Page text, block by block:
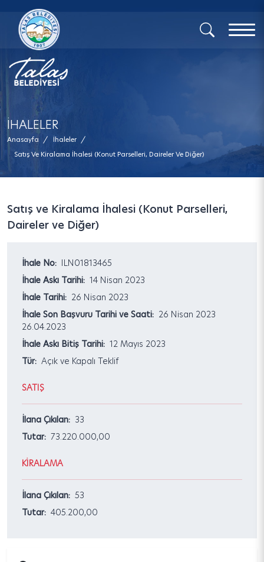
x
İHALELER
Anasayfa / İhaleler /
Satış Ve Kiralama İhalesi (Konut Parselleri, Daireler Ve Diğer)
Satış ve Kiralama İhalesi (Konut Parselleri,
Daireler ve Diğer)
İhale No: ILN01813465
İhale Askı Tarihi: 14 Nisan 2023
İhale Tarihi: 26 Nisan 2023
İhale Son Başvuru Tarihi ve Saati: 26 Nisan 2023
26.04.2023
İhale Askı Bitiş Tarihi: 12 Mayıs 2023
Tür: Açık ve Kapalı Teklif
SATIŞ
İlana Çıkılan: 33
Tutar: 73.220.000,00
KİRALAMA
İlana Çıkılan: 53
Tutar: 405.200,00